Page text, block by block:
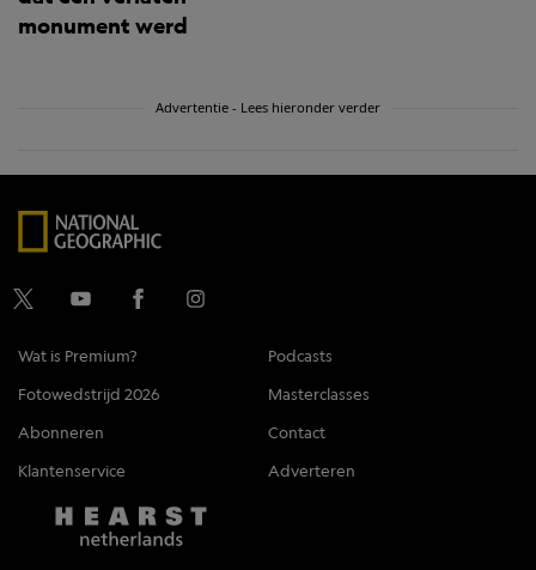
monument werd
Advertentie - Lees hieronder verder
Wat is Premium?
Podcasts
Fotowedstrijd 2026
Masterclasses
Abonneren
Contact
Klantenservice
Adverteren